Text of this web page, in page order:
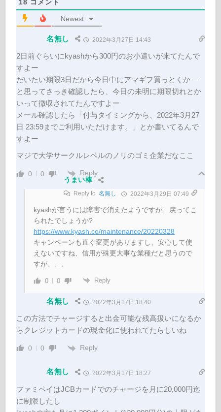
18 コメント
Newest
名無し 2022年3月27日 14:43
2日前ぐらいにkyashから300円のお小遣いが来てたんで
すよー
だいたい期限3日だから今日中にアマギフ買っとくか―
と思ってさっき確認したら、今日の未明に期限切れとか
いって徴収されてたんですよー
メール確認したら「 付与タイミングから、2022年3月27
日 23:59までご利用いただけます。
」とか書いてるんで
すよー
マジで大学サークルレベルのノリのゴミ企業だなここ
0 0
Reply
うまい棒
Reply to 名無し 2022年3月29日 07:49
kyashが言うには障害で消えたようですが、戻ってこ
られたでしょうか?
https://www.kyash.co/maintenance/20220328
キャンペーンも直ぐ変更がありますし、安心して使
えないですね、信用が殊更大事な業種だと思うので
すが、、、
0 0 Reply
名無し 2022年3月17日 18:40
この方法でチャージすると出金可能な残高扱いになるか
らクレジットカードの現金化に使われてたらしいね
0 0 Reply
名無し 2022年3月17日 18:27
ファミペイはJCBカードでのチャージを月に20,000円迄
に制限したし